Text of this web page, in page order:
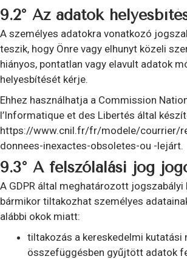
9.2° Az adatok
A személyes adatokra vonatkozó
teszik, hogy Önre vagy elhunyt közeli
hiányos, pontatlan vagy elavult adatok
helyesbítését kérje.
Ehhez használhatja a Commission
l’Informatique et des Libertés által
https://www.cnil.fr/fr/modele/courrier/
donnees-inexactes-obsoletes-ou -lejárt.
9.3° A felszólalási jog
A GDPR által meghatározott jogszabályi
bármikor tiltakozhat személyes
alábbi okok miatt:
tiltakozás a kereskedelmi kutatási
összefüggésben gyűjtött adatok